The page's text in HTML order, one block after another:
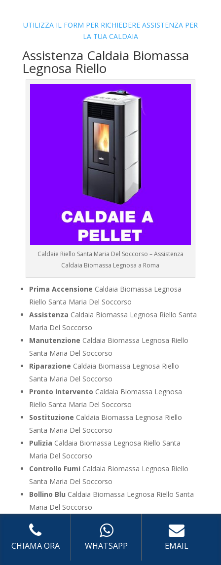
UTILIZZA IL FORM PER RICHIEDERE ASSISTENZA PER
LA TUA CALDAIA
Assistenza Caldaia Biomassa
Legnosa Riello
Caldaie Riello Santa Maria Del Soccorso – Assistenza
Caldaia Biomassa Legnosa a Roma
Prima Accensione Caldaia Biomassa Legnosa
Riello Santa Maria Del Soccorso
Assistenza Caldaia Biomassa Legnosa Riello Santa
Maria Del Soccorso
Manutenzione Caldaia Biomassa Legnosa Riello
Santa Maria Del Soccorso
Riparazione Caldaia Biomassa Legnosa Riello
Santa Maria Del Soccorso
Pronto Intervento Caldaia Biomassa Legnosa
Riello Santa Maria Del Soccorso
Sostituzione Caldaia Biomassa Legnosa Riello
Santa Maria Del Soccorso
Pulizia Caldaia Biomassa Legnosa Riello Santa
Maria Del Soccorso
Controllo Fumi Caldaia Biomassa Legnosa Riello
Santa Maria Del Soccorso
Bollino Blu Caldaia Biomassa Legnosa Riello Santa
Maria Del Soccorso
Maria Del Soccorso
OfferteCaldaia Biomassa Legnosa Riello Santa
CHIAMA ORA WHATSAPP EMAIL